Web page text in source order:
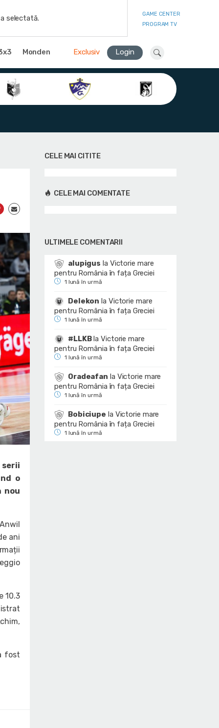
selectată.
GAME CENTER
PROGRAM TV
Monden Exclusiv Login
serii
o
nou
ani
10.3
fost
CELE MAI CITITE
CELE MAI COMENTATE
ULTIMELE COMENTARII
alupigus la Victorie mare
pentru România în fața Greciei
1 lună în urmă
Delekon la Victorie mare
pentru România în fața Greciei
1 lună în urmă
#LLKBlaVictorie mare
pentru România în fața Greciei
1 lună în urmă
Oradeafan la Victorie mare
pentru România în fața Greciei
1 lună în urmă
Bobiciupe la Victorie mare
pentru România în fața Greciei
1 lună în urmă